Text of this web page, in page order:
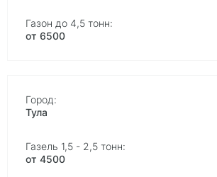
от 6500
Тула
от 4500